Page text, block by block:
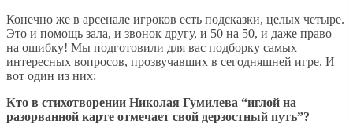
Конечно же в арсенале игроков есть подсказки, целых четыре.
Это и помощь зала, и звонок другу, и 50 на 50, и даже право
на ошибку! Мы подготовили для вас подборку самых
интересных вопросов, прозвучавших в сегодняшней игре. И
вот один из них:
Кто в стихотворении Николая Гумилева “иглой на
разорванной карте отмечает свой дерзостный путь”?